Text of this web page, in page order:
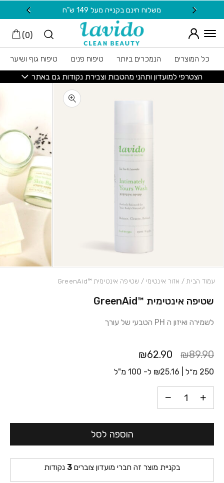
Skip to Content משלוח חינם בקנייה מעל 149 ש"ח
(
0
)
כל המוצרים הנמכרים ביותר טיפוח פנים
טיפוח גוף ושיער
הצטרפי למועדון ותהני מהטבות וצבירת נקודות גם באתר
שטיפה אינטימית ™GreenAid
לשמירה ואיזון ה PH הטבעי של עורך
₪89.90
₪62.90
250 מ״ל | ₪25.16 ל- 100 מ"ל
כמות שטיפה אינטימית ™GreenAid
הוספה לסל
בקניית מוצר זה חברי מועדון צוברים3 נקודות
עמוד הבית / אזור אינטימי / שטיפה אינטימית ™GreenAid
בחזרה למעלה